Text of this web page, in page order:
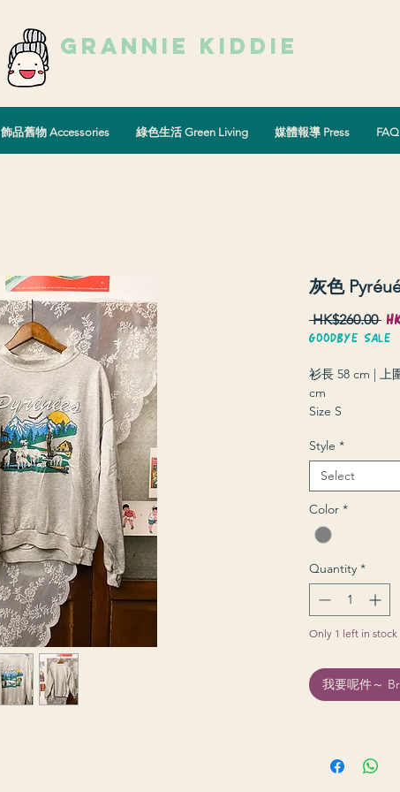
grannie kiddie
飾品舊物 Accessories 綠色生活 Green Living 媒體報導 Press FAQ
灰色
HK$260.00
GOODBYE SALE
衫長 58 cm | 上
cm
Size S
Style *
Select
Color *
Quantity *
Only 1 left in stock
我要呢件～